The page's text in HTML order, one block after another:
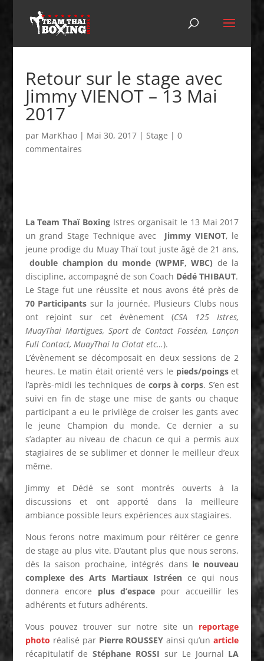
Retour sur le stage avec
Jimmy VIENOT – 13 Mai
2017
par MarKhao| Mai 30, 2017| Stage | 0
commentaires
La Team Thaï Boxing Istres organisait le 13 Mai 2017
un grand Stage Technique avec Jimmy VIENOT, le
jeune prodige du Muay Thaï tout juste âgé de 21 ans,
double champion du monde (WPMF, WBC) de la
discipline, accompagné de son Coach Dédé THIBAUT.
Le Stage fut une réussite et nous avons été près de
70 Participantssur la journée. Plusieurs Clubs nous
ont rejoint sur cet évènement (CSA 125 Istres,
MuayThai Martigues, Sport de Contact Fosséen, Lançon
Full Contact, MuayThai la Ciotat etc…).
L’évènement se décomposait en deux sessions de 2
heures. Le matin était orienté vers le pieds/poingset
l’après-midi les techniques de corps à corps. S’en est
suivi en fin de stage une mise de gants ou chaque
participant a eu le privilège de croiser les gants avec
le jeune Champion du monde. Ce dernier a su
s’adapter au niveau de chacun ce qui a permis aux
stagiaires de se sublimer et donner le meilleur d’eux
même.
Jimmy et Dédé se sont montrés ouverts à la
discussions et ont apporté dans la meilleure
ambiance possible leurs expériences aux stagiaires.
Nous ferons notre maximum pour réitérer ce genre
de stage au plus vite. D’autant plus que nous serons,
dès la saison prochaine, intégrés dans le nouveau
complexe des Arts Martiaux Istréence qui nous
donnera encore plus d’espace pour accueillir les
adhérents et futurs adhérents.
Vous pouvez trouver sur notre site un reportage
photo réalisé par Pierre ROUSSEY ainsi qu’unarticle
récapitulatif deStéphane ROSSI sur Le Journal LA